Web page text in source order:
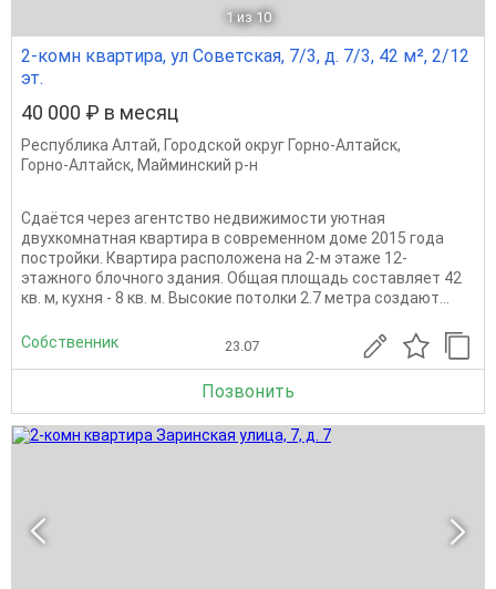
1 из 10
2-комн квартира, ул Советская, 7/3, д. 7/3, 42 м², 2/12
эт.
40 000 ₽ в месяц
Республика Алтай, Городской округ Горно-Алтайск,
Горно-Алтайск, Майминский р-н
Сдаётся через агентство недвижимости уютная
двухкомнатная квартира в современном доме 2015 года
постройки. Квартира расположена на 2-м этаже 12-
этажного блочного здания. Общая площадь составляет 42
кв. м, кухня - 8 кв. м. Высокие потолки 2.7 метра создают...
Собственник 23.07
Позвонить